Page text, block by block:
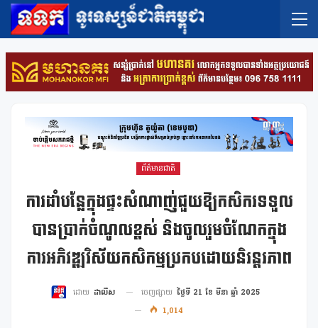
ព័ត៌មានជាតិ
ការដាំបន្លែក្នុងផ្ទះសំណាញ់ជួយឱ្យកសិករទទួល
បានប្រាក់ចំណូលខ្ពស់ និងចូលរួមចំណែកក្នុង
ការអភិវឌ្ឍវិស័យកសិកម្មប្រកបដោយនិរន្តរភាព
ដោយ ដាលីស ចេញផ្សាយ ថ្ងៃទី 21 ខែ មីនា ឆ្នាំ 2025
1,014